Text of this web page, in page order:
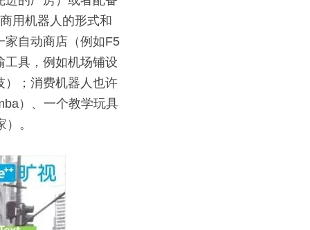
用机器人的形式和
家自动商店（例如F5
具，例如机场铺设
）；消费机器人也许
）、一个教学玩具
。